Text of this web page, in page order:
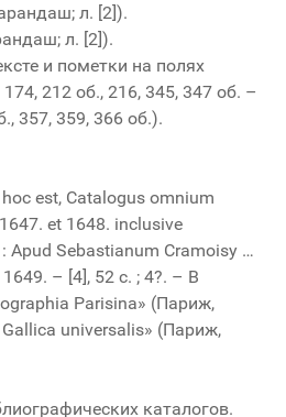
л. [2]).
л. [2]).
и пометки на полях
212 об., 216, 345, 347 об. –
357, 359, 366 об.).
hoc est, Catalogus omnium
et 1648. inclusive
Apud Sebastianum Cramoisy …
– [4], 52 с. ; 4?. – В
Parisina» (Париж,
universalis» (Париж,
каталогов.